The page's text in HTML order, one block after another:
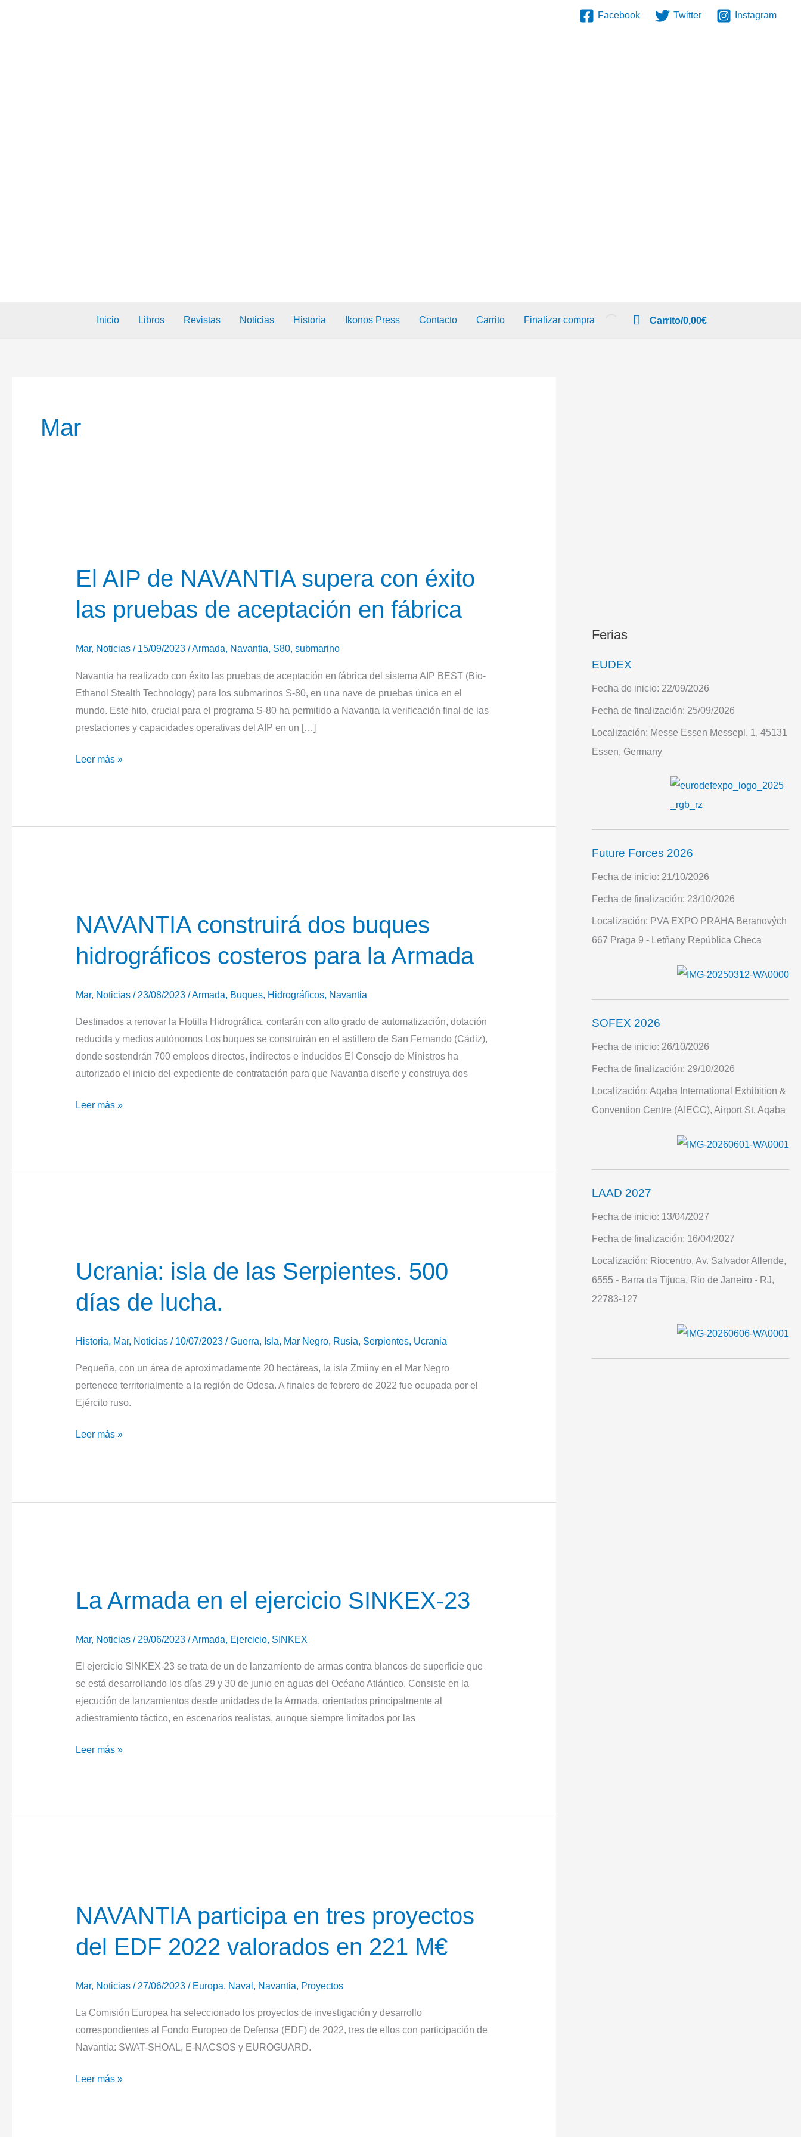
Facebook Twitter Instagram
Inicio Libros Revistas Noticias Historia Ikonos Press Contacto Carrito Finalizar compra Carrito/0,00€
Mar
El AIP de NAVANTIA supera con éxito
las pruebas de aceptación en fábrica
Mar, Noticias/ 15/09/2023 /Armada, Navantia, S80, submarino
Navantia ha realizado con éxito las pruebas de aceptación en fábrica del sistema AIP BEST (Bio-
Ethanol Stealth Technology) para los submarinos S-80, en una nave de pruebas única en el
mundo. Este hito, crucial para el programa S-80 ha permitido a Navantia la verificación final de las
prestaciones y capacidades operativas del AIP en un […]
El
supera
de
aceptación
en
fábrica
Leer más »
NAVANTIA construirá dos buques
hidrográficos costeros para la Armada
Mar, Noticias/ 23/08/2023 /Armada, Buques, Hidrográficos, Navantia
Destinados a renovar la Flotilla Hidrográfica, contarán con alto grado de automatización, dotación
reducida y medios autónomos Los buques se construirán en el astillero de San Fernando (Cádiz),
donde sostendrán 700 empleos directos, indirectos e inducidos El Consejo de Ministros ha
autorizado el inicio del expediente de contratación para que Navantia diseñe y construya dos
NAVANTIA
hidrográficos
Leer más »
Ucrania: isla de las Serpientes. 500
días de lucha.
Historia, Mar, Noticias/ 10/07/2023 /Guerra, Isla, Mar Negro, Rusia, Serpientes, Ucrania
Pequeña, con un área de aproximadamente 20 hectáreas, la isla Zmiiny en el Mar Negro
pertenece territorialmente a la región de Odesa. A finales de febrero de 2022 fue ocupada por el
Ejército ruso.
Ucrania:
Serpientes.
Leer más »
La Armada en el ejercicio SINKEX-23
Mar, Noticias/ 29/06/2023 /Armada, Ejercicio, SINKEX
El ejercicio SINKEX-23 se trata de un de lanzamiento de armas contra blancos de superficie que
se está desarrollando los días 29 y 30 de junio en aguas del Océano Atlántico. Consiste en la
ejecución de lanzamientos desde unidades de la Armada, orientados principalmente al
adiestramiento táctico, en escenarios realistas, aunque siempre limitados por las
La
ejercicio
Leer más »
NAVANTIA participa en tres proyectos
del EDF 2022 valorados en 221 M€
Mar, Noticias/ 27/06/2023 / Europa, Naval , Navantia, Proyectos
La Comisión Europea ha seleccionado los proyectos de investigación y desarrollo
correspondientes al Fondo Europeo de Defensa (EDF) de 2022, tres de ellos con participación de
Navantia: SWAT-SHOAL, E-NACSOS y EUROGUARD.
NAVANTIA
Leer más »
Ferias
EUDEX
Fecha de inicio: 22/09/2026
Fecha de finalización: 25/09/2026
Localización: Messe Essen Messepl. 1, 45131
Essen, Germany
Future Forces 2026
Fecha de inicio: 21/10/2026
Fecha de finalización: 23/10/2026
Localización: PVA EXPO PRAHA Beranových
667 Praga 9 - Letňany República Checa
SOFEX 2026
Fecha de inicio: 26/10/2026
Fecha de finalización: 29/10/2026
Localización: Aqaba International Exhibition &
Convention Centre (AIECC), Airport St, Aqaba
LAAD 2027
Fecha de inicio: 13/04/2027
Fecha de finalización: 16/04/2027
Localización: Riocentro, Av. Salvador Allende,
6555 - Barra da Tijuca, Rio de Janeiro - RJ,
22783-127